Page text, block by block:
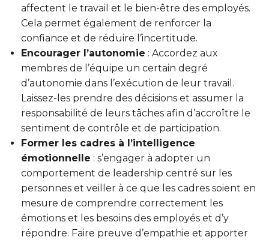
affectent le travail et le bien-être des employés.
Cela permet également de renforcer la
confiance et de réduire l’incertitude.
Encourager l’autonomie : Accordez aux
membres de l’équipe un certain degré
d’autonomie dans l’exécution de leur travail.
Laissez-les prendre des décisions et assumer la
responsabilité de leurs tâches afin d’accroître le
sentiment de contrôle et de participation.
Former les cadres à l’intelligence
émotionnelle : s’engager à adopter un
comportement de leadership centré sur les
personnes et veiller à ce que les cadres soient en
mesure de comprendre correctement les
émotions et les besoins des employés et d’y
répondre. Faire preuve d’empathie et apporter